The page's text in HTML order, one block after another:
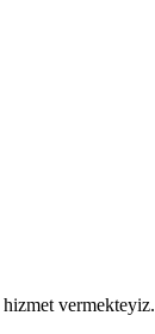
vermekteyiz.